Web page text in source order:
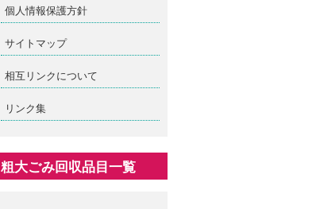
個人情報保護方針
サイトマップ
相互リンクについて
リンク集
粗大ごみ回収品目一覧